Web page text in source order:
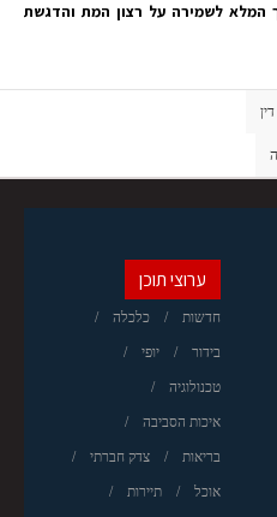
המלא לשמירה על רצון המת והדגשת
ערוצי תוכן
חדשות כלכלה
בידור יופי
טכנולוגיה
איכות הסביבה
בריאות צדק חברתי
אוכל תיירות